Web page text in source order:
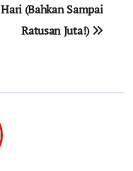
Hari (Bahkan Sampai
Ratusan Juta!)